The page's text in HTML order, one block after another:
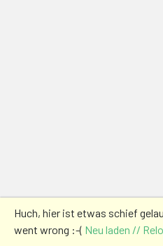
Huch, hier ist etwas schief
went wrong :-( Neu laden //